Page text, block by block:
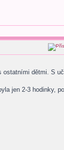
dětmi. S
jen 2-3 hodinky,